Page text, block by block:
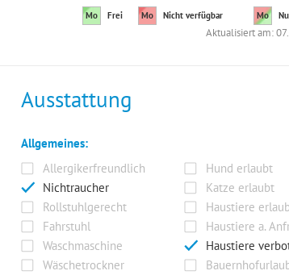
Mo Frei Mo Nicht verfügbar Mo
Aktualisiert am:
Ausstattung
Allgemeines:
Allergikerfreundlich
Hund erlaubt
Nichtraucher
Katze erlaubt
Rollstuhlgerecht
Haustiere
Fahrstuhl
Haustiere a.
Waschmaschine
Haustiere
Wäschetrockner